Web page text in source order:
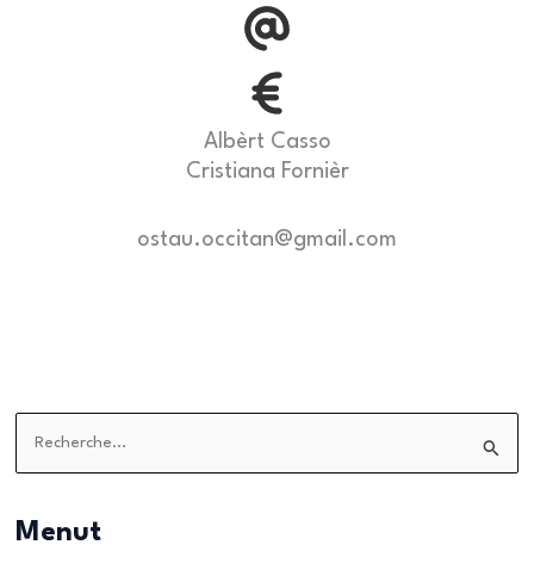
Albèrt Casso
Cristiana Fornièr
ostau.occitan@gmail.com
hMenut